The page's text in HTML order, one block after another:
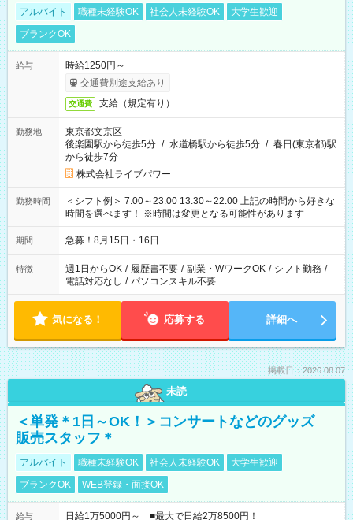
アルバイト 職種未経験OK 社会人未経験OK
大学生歓迎
ブランクOK
給与
時給1250円～
交通費別途支給あり
交通費 支給（規定有り）
勤務地
東京都文京区
後楽園駅から徒歩5分 / 水道橋駅から徒歩5分 / 春日(東京都)駅
から徒歩7分
株式会社ライブパワー
勤務時間
＜シフト例＞ 7:00～23:00 13:30～22:00 上記の時間から好きな
時間を選べます！ ※時間は変更となる可能性があります
期間 急募！8月15日・16日
特徴 週1日からOK / 履歴書不要 / 副業・WワークOK / シフト勤務 /
電話対応なし / パソコンスキル不要
気になる！ 応募する 詳細へ
掲載日：2026.08.07
未読
＜単発＊1日～OK！＞コンサートなどのグッズ
販売スタッフ＊
アルバイト 職種未経験OK 社会人未経験OK
大学生歓迎
ブランクOK
WEB登録・面接OK
給与
日給1万5000円～ ■最大で日給2万8500円！